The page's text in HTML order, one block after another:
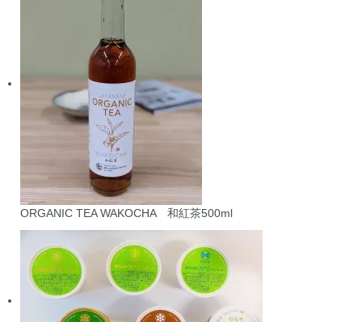
ORGANIC TEA WAKOCHA 和紅茶500ml